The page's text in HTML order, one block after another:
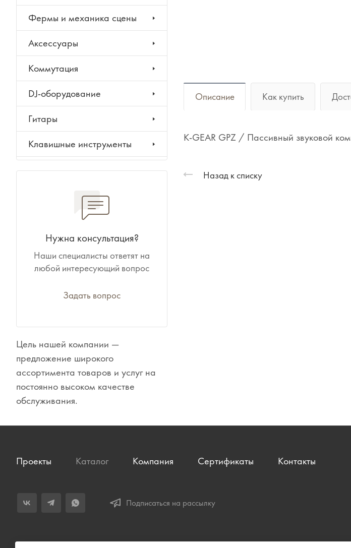
Описание Как купить
K-GEAR GPZ / Пассивный звуковой
Назад к списку
Фермы и механика сцены
Аксессуары
Коммутация
DJ-оборудование
Гитары
Клавишные инструменты
Ударные инструменты
Духовые инструменты
Классические инструменты
Народные инструменты
Баяны, аккордеоны,
Одежда
Нужна консультация?
Наши специалисты ответят на
любой интересующий вопрос
Задать вопрос
Цель нашей компании —
предложение широкого
ассортимента товаров и услуг на
постоянно высоком качестве
обслуживания.
Проекты Каталог Компания Сертификаты Контакты
Подписаться на рассылку